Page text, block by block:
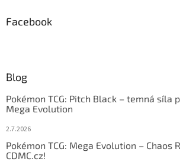
Facebook
Blog
Pokémon TCG: Pitch Black – temná síla
Mega Evolution
2.7.2026
Pokémon TCG: Mega Evolution – Chaos
CDMC.cz!